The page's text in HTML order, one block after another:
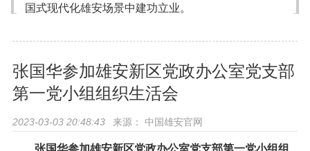
国式现代化雄安场景中建功立业。
张国华参加雄安新区党政办公室党支部
第一党小组组织生活会
2023-03-03 20:48:43 来源： 中国雄安官网
张国华参加雄安新区党政办公室党支部第一党小组组